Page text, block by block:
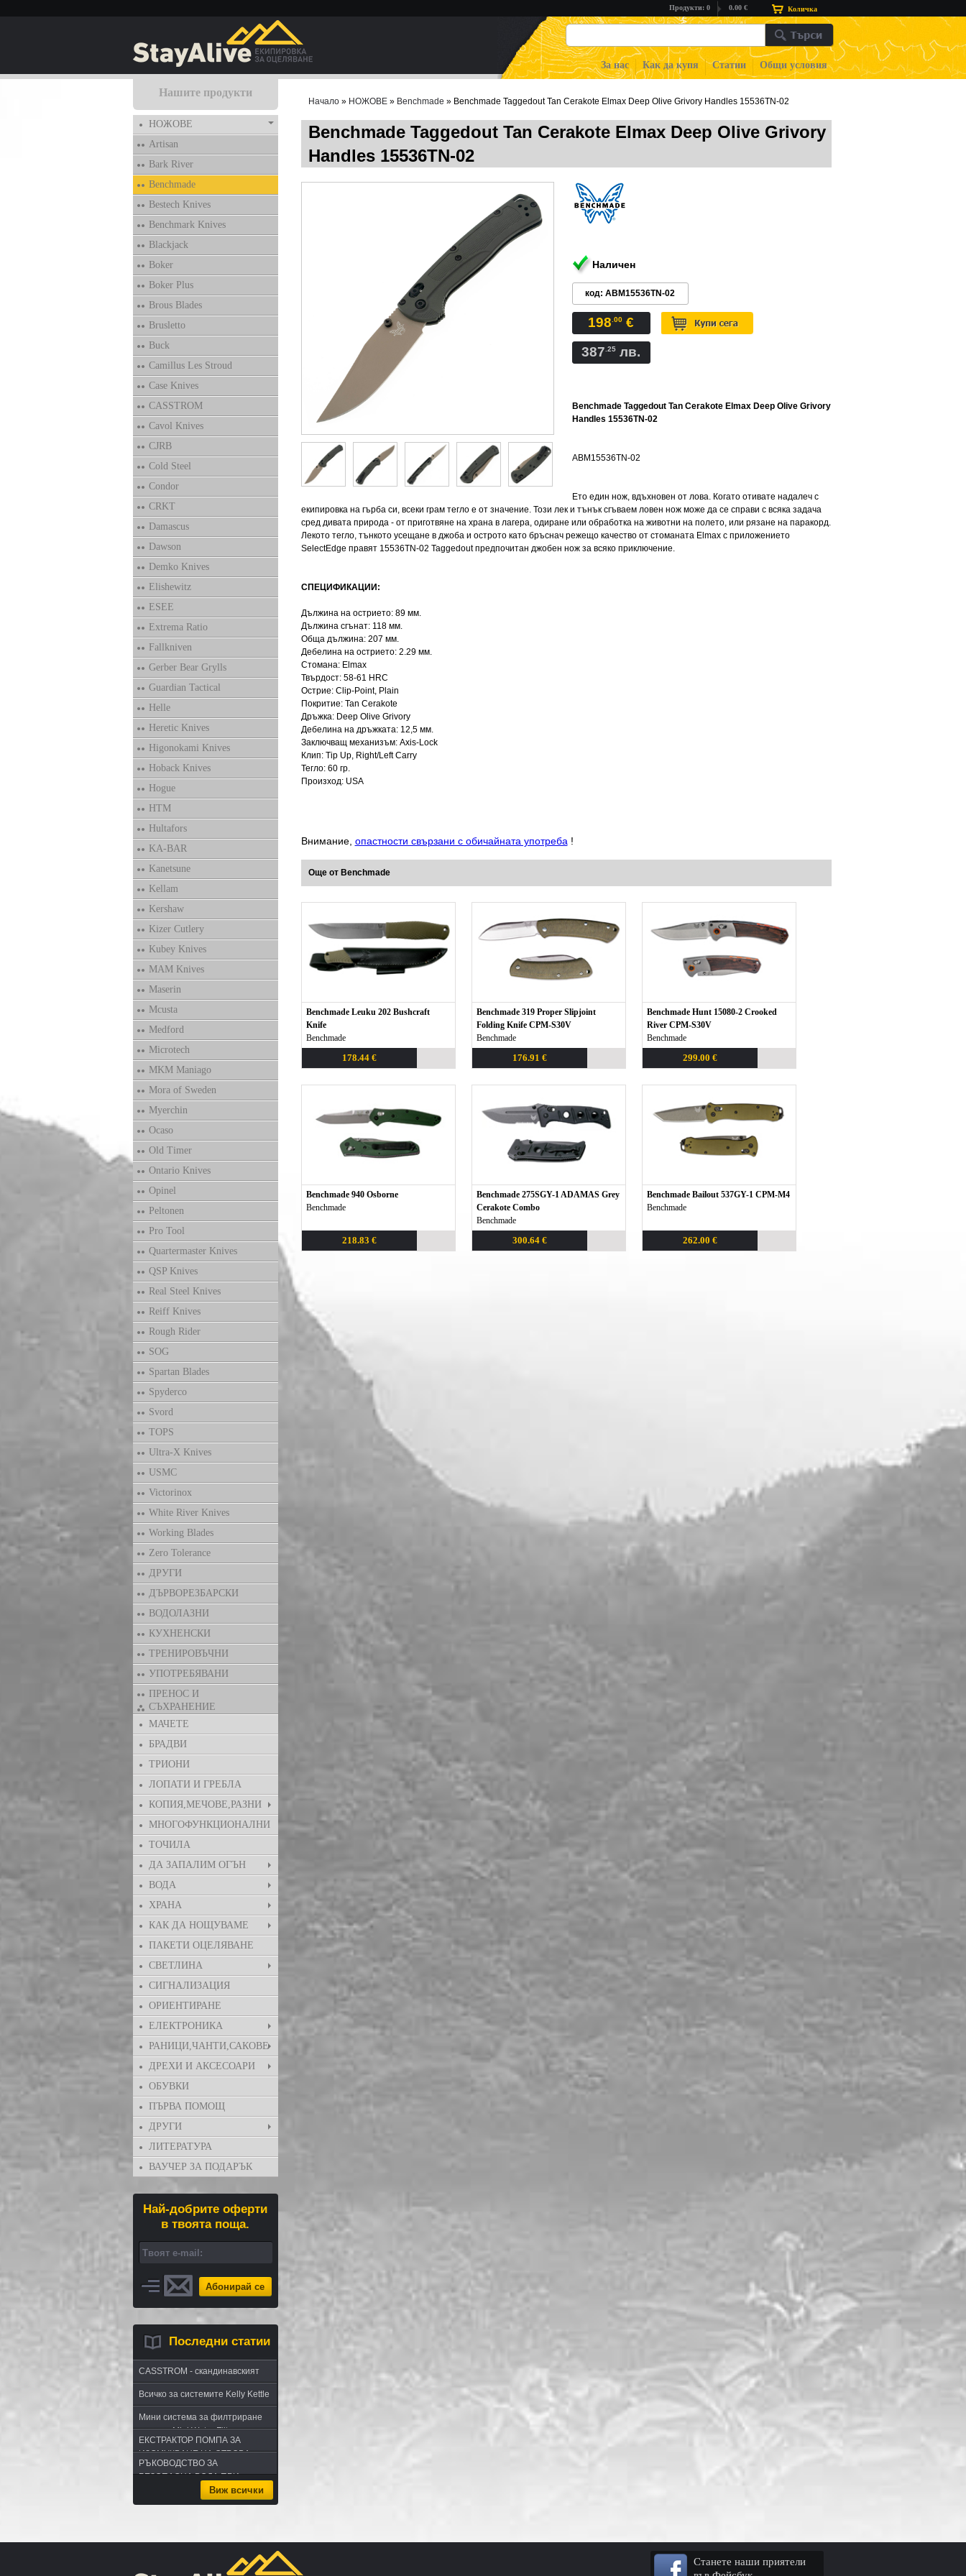
0.00 €
Продукти: 0 Количка
За нас Как да купя Статии Общи условия
Нашите продукти
НОЖОВЕ
Artisan
Bark River
Benchmade
Bestech Knives
Benchmark Knives
Blackjack
Boker
Boker Plus
Brous Blades
Brusletto
Buck
Camillus Les Stroud
Case Knives
CASSTROM
Cavol Knives
CJRB
Cold Steel
Condor
CRKT
Damascus
Dawson
Demko Knives
Elishewitz
ESEE
Extrema Ratio
Fallkniven
Gerber Bear Grylls
Guardian Tactical
Helle
Heretic Knives
Higonokami Knives
Hoback Knives
Hogue
HTM
Hultafors
KA-BAR
Kanetsune
Kellam
Kershaw
Kizer Cutlery
Kubey Knives
MAM Knives
Maserin
Mcusta
Medford
Microtech
MKM Maniago
Mora of Sweden
Myerchin
Ocaso
Old Timer
Ontario Knives
Opinel
Peltonen
Pro Tool
Quartermaster Knives
QSP Knives
Real Steel Knives
Reiff Knives
Rough Rider
SOG
Spartan Blades
Spyderco
Svord
TOPS
Ultra-X Knives
USMC
Victorinox
White River Knives
Working Blades
Zero Tolerance
ДРУГИ
ДЪРВОРЕЗБАРСКИ
ВОДОЛАЗНИ
КУХНЕНСКИ
ТРЕНИРОВЪЧНИ
УПОТРЕБЯВАНИ
ПРЕНОС И
СЪХРАНЕНИЕ
МАЧЕТЕ
БРАДВИ
ТРИОНИ
ЛОПАТИ И ГРЕБЛА
КОПИЯ,МЕЧОВЕ,РАЗНИ
МНОГОФУНКЦИОНАЛНИ
ТОЧИЛА
ДА ЗАПАЛИМ ОГЪН
ВОДА
ХРАНА
КАК ДА НОЩУВАМЕ
ПАКЕТИ ОЦЕЛЯВАНЕ
СВЕТЛИНА
СИГНАЛИЗАЦИЯ
ОРИЕНТИРАНЕ
ЕЛЕКТРОНИКА
РАНИЦИ,ЧАНТИ,САКОВЕ
ДРЕХИ И АКСЕСОАРИ
ОБУВКИ
ПЪРВА ПОМОЩ
ДРУГИ
ЛИТЕРАТУРА
ВАУЧЕР ЗА ПОДАРЪК
Най-добрите оферти
в твоята поща.
Абонирай се
Последни статии
CASSTROM - скандинавският
път в оцеляването или
бушкрафт по лапландски
Всичко за системите Kelly Kettle
Мини система за филтриране
на вода Mini Water Filter
ЕКСТРАКТОР ПОМПА ЗА
ИЗСМУКВАНЕ НА ОТРОВА -
комплект за извличане на
РЪКОВОДСТВО ЗА
БЕЗОПАСНА ВОДА ПРИ
Виж всички
Начало» НОЖОВЕ» Benchmade » Benchmade Taggedout Tan Cerakote Elmax Deep Olive Grivory Handles 15536TN-02
Benchmade Taggedout Tan Cerakote Elmax Deep Olive Grivory
Handles 15536TN-02
Наличен
код: ABM15536TN-02
198 .00 €
387 .25 лв.
Benchmade Taggedout Tan Cerakote Elmax Deep Olive Grivory
Handles 15536TN-02
ABM15536TN-02
Ето един нож, вдъхновен от лова. Когато отивате надалеч с
екипировка на гърба си, всеки грам тегло е от значение. Този лек и тънък сгъваем ловен нож може да се справи с всяка задача
сред дивата природа - от приготвяне на храна в лагера, одиране или обработка на животни на полето, или рязане на паракорд.
Лекото тегло, тънкото усещане в джоба и острото като бръснач режещо качество от стоманата Elmax с приложението
SelectEdge правят 15536TN-02 Taggedout предпочитан джобен нож за всяко приключение.
СПЕЦИФИКАЦИИ:
Дължина на острието: 89 мм.
Дължина сгънат: 118 мм.
Обща дължина: 207 мм.
Дебелина на острието: 2.29 мм.
Стомана: Elmax
Твърдост: 58-61 HRC
Острие: Clip-Point, Plain
Покритие: Tan Cerakote
Дръжка: Deep Olive Grivory
Дебелина на дръжката: 12,5 мм.
Заключващ механизъм: Axis-Lock
Клип: Tip Up, Right/Left Carry
Тегло: 60 гр.
Произход: USA
Внимание, опастности свързани с обичайната употреба !
Още от Benchmade
Benchmade Leuku 202 Bushcraft
Knife
Benchmade
178.44 €
Benchmade 319 Proper Slipjoint
Folding Knife CPM-S30V
Benchmade
176.91 €
Benchmade Hunt 15080-2 Crooked
River CPM-S30V
Benchmade
299.00 €
Benchmade 940 Osborne
Benchmade
218.83 €
Benchmade 275SGY-1 ADAMAS Grey
Cerakote Combo
Benchmade
300.64 €
Benchmade Bailout 537GY-1 CPM-M4
Benchmade
262.00 €
Станете наши приятели